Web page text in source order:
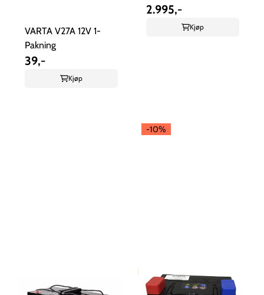
VARTA V27A 12V 1-
Pakning
39,-
Kjøp
(LiFePO4) BMS ...
2.995,-
Kjøp
-10%